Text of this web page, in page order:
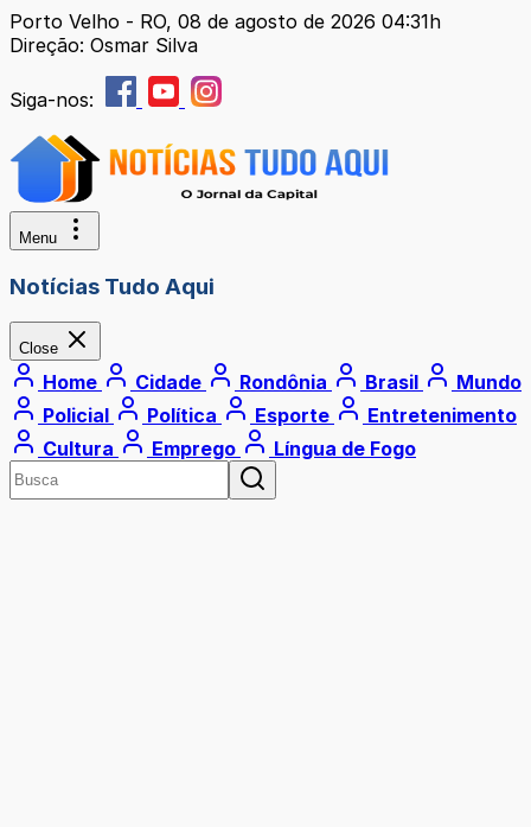
Porto Velho - RO, 08 de agosto de 2026 04:31h
Direção: Osmar Silva
Siga-nos:
Menu
Notícias Tudo Aqui
Close
Home Cidade Rondônia Brasil
Mundo
Policial
Política Esporte
Entretenimento
Cultura
Emprego Língua de Fogo